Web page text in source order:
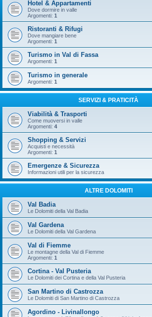
Hotel & Appartamenti
Dove dormire in valle
Argomenti: 1
Ristoranti & Rifugi
Dove mangiare bene
Argomenti: 1
Turismo in Val di Fassa
Argomenti: 1
Turismo in generale
Argomenti: 1
SERVIZI & PRATICITÀ
Viabilità & Trasporti
Come muoversi in valle
Argomenti: 4
Shopping & Servizi
Acquisti e necessità
Argomenti: 1
Emergenze & Sicurezza
Informazioni utili per la sicurezza
ALTRE DOLOMITI
Val Badia
Le Dolomiti della Val Badia
Val Gardena
Le Dolomiti della Val Gardena
Val di Fiemme
Le montagne della Val di Fiemme
Argomenti: 1
Cortina - Val Pusteria
Le Dolomiti dei Cortina e della Val Pusteria
San Martino di Castrozza
Le Dolomiti di San Martino di Castrozza
Agordino - Livinallongo